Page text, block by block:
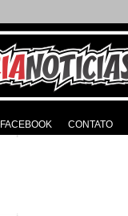
FACEBOOK CONTATO